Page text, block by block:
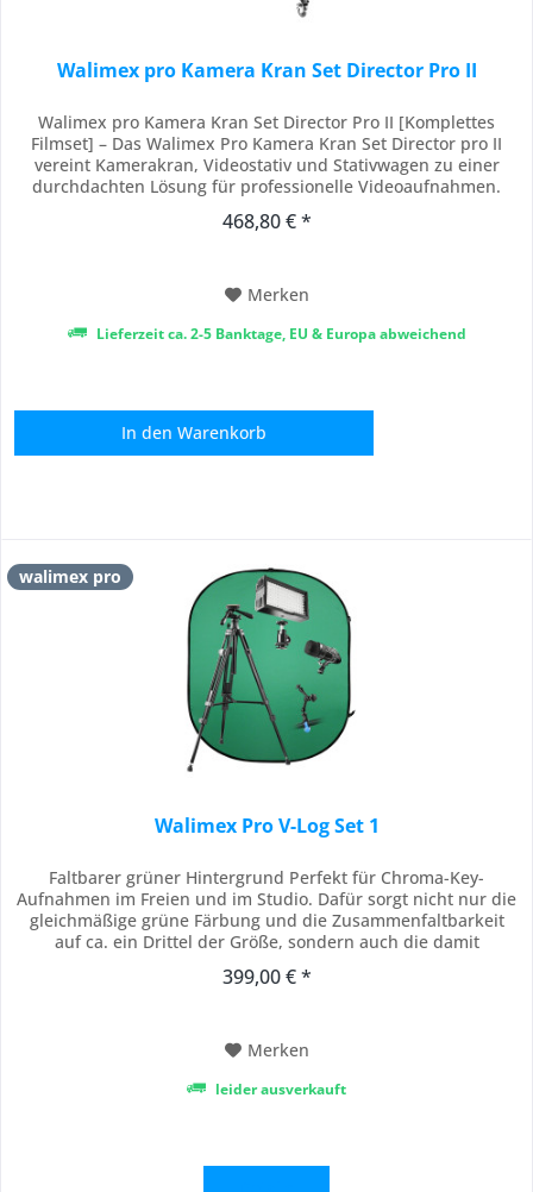
Walimex pro Kamera Kran Set Director Pro II
Walimex pro Kamera Kran Set Director Pro II [Komplettes
Filmset] – Das Walimex Pro Kamera Kran Set Director pro II
vereint Kamerakran, Videostativ und Stativwagen zu einer
durchdachten Lösung für professionelle Videoaufnahmen.
Perspektiven oder eindrucksvolle Schwenks im Studio und on
468,80 € *
Merken
Lieferzeit ca. 2-5 Banktage, EU & Europa abweichend
In den Warenkorb
walimex pro
Walimex Pro V-Log Set 1
Faltbarer grüner Hintergrund Perfekt für Chroma-Key-
Aufnahmen im Freien und im Studio. Dafür sorgt nicht nur die
gleichmäßige grüne Färbung und die Zusammenfaltbarkeit
auf ca. ein Drittel der Größe, sondern auch die damit
effektiv! Mit einer Größe von 150x200cm kann er zudem einen
399,00 € *
Merken
leider ausverkauft